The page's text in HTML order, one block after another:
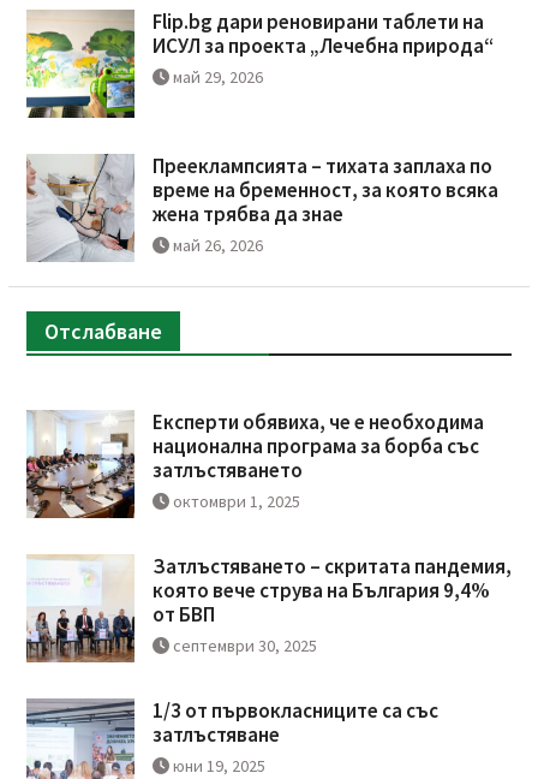
Flip.bg дари реновирани таблети на
ИСУЛ за проекта „Лечебна природа“
май 29, 2026
Прееклампсията – тихата заплаха по
време на бременност, за която всяка
жена трябва да знае
май 26, 2026
Отслабване
Експерти обявиха, че е необходима
национална програма за борба със
затлъстяването
октомври 1, 2025
Затлъстяването – скритата пандемия,
която вече струва на България 9,4%
от БВП
септември 30, 2025
1/3 от първокласниците са със
затлъстяване
юни 19, 2025